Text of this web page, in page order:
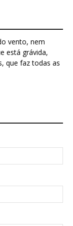
vento, nem
está grávida,
que faz todas as